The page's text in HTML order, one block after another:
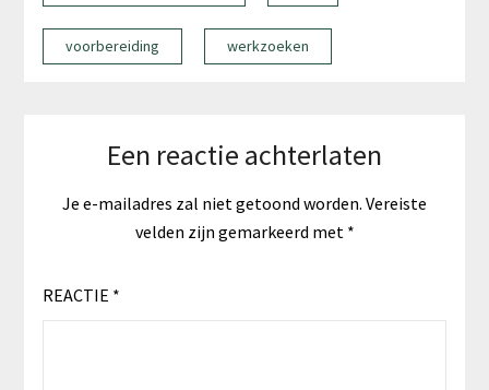
voorbereiding werkzoeken
Een reactie achterlaten
Je e-mailadres zal niet getoond worden. Vereiste
velden zijn gemarkeerd met *
REACTIE *